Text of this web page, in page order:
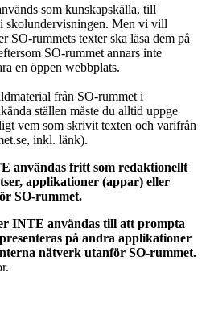
som kunskapskälla, till
skolundervisningen. Men vi vill
SO-rummets texter ska läsa dem på
SO-rummet annars inte
en öppen webbplats.
från SO-rummet i
ställen måste du alltid uppge
vem som skrivit texten och varifrån
inkl. länk).
användas fritt som redaktionellt
applikationer (appar) eller
SO-rummet.
INTE användas till att prompta
på andra applikationer
nätverk utanför SO-rummet.